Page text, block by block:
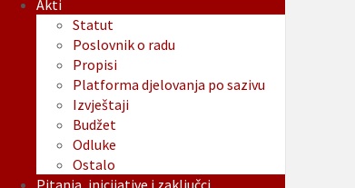
Akti
Statut
Poslovnik o radu
Propisi
Platforma djelovanja po sazivu
Izvještaji
Budžet
Odluke
Ostalo